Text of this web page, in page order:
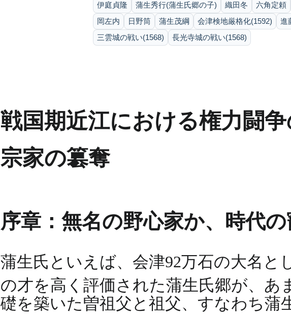
伊庭貞隆
蒲生秀行(蒲生氏郷の子) 織田冬 六角定頼
岡左内
日野筒 蒲生茂綱 会津検地厳格化(1592) 進
三雲城の戦い(1568)
長光寺城の戦い(1568)
戦国期近江における権力闘
宗家の簒奪
序章：無名の野心家か、時代
蒲生氏といえば、会津92万石の大名
の才を高く評価された蒲生氏郷が、あ
礎を築いた曽祖父と祖父、すなわち